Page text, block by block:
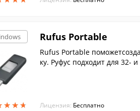
★★★
★★★
Rufus Portable
Rufus Portable
ку. Руфус подходит для 32-
Лицензия: Бесплатно